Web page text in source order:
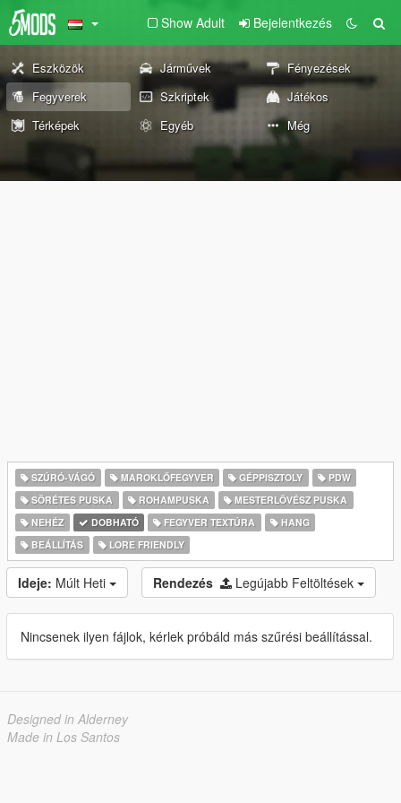
Show Adult Bejelentkezés
Eszközök Járművek
Fényezések
Fegyverek
Szkriptek
Játékos
Térképek
Egyéb Még
SZÚRÓ-VÁGÓ MAROKLŐFEGYVER GÉPPISZTOLY
PDW
SÖRÉTES PUSKA
ROHAMPUSKA
MESTERLÖVÉSZ PUSKA
NEHÉZ
DOBHATÓ FEGYVER TEXTÚRA
HANG
BEÁLLÍTÁS
LORE FRIENDLY
Ideje: Múlt Heti Rendezés Legújabb Feltöltések
Nincsenek ilyen fájlok, kérlek próbáld más szűrési beállítással.
Designed in Alderney
Made in Los Santos